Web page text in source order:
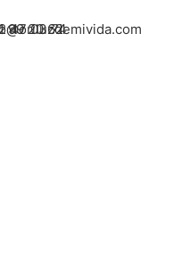
47 03 74
99 20 62